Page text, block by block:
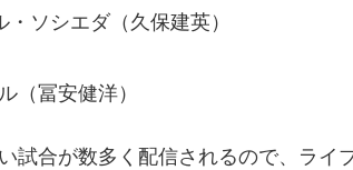
ソシエダ（久保建英）
冨安健洋）
試合が数多く配信されるので、ライ